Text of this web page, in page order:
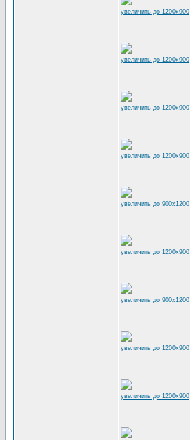
увеличить до 1200x900
увеличить до 1200x900
увеличить до 1200x900
увеличить до 1200x900
увеличить до 900x1200
увеличить до 1200x900
увеличить до 900x1200
увеличить до 1200x900
увеличить до 1200x900